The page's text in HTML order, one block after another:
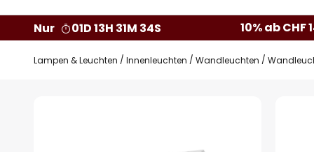
Nur
01D 13H 31M 33S 10% ab CHF
Lampen & Leuchten Innenleuchten Wandleuchten